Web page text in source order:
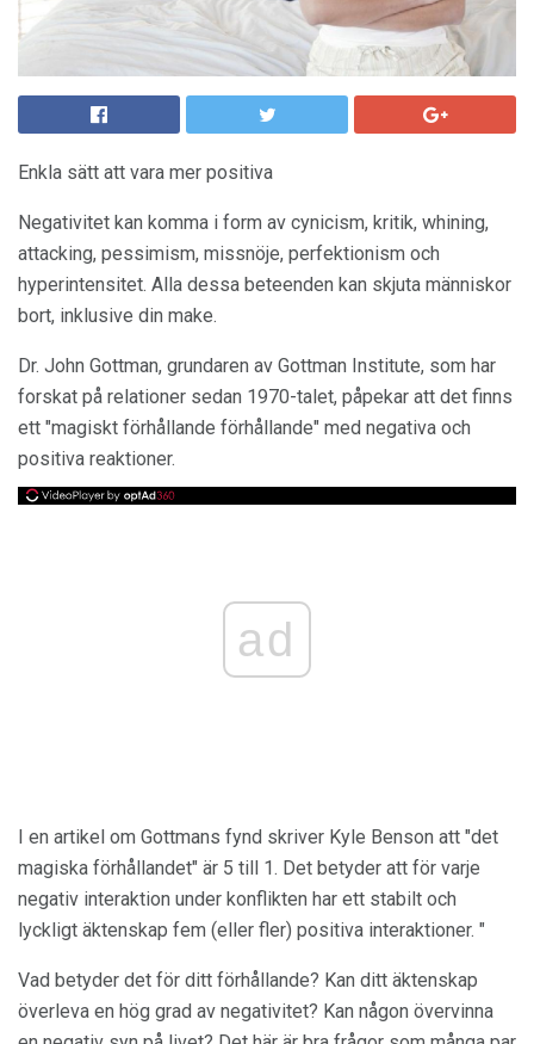
Enkla sätt att vara mer positiva
Negativitet kan komma i form av cynicism, kritik, whining,
attacking, pessimism, missnöje, perfektionism och
hyperintensitet. Alla dessa beteenden kan skjuta människor
bort, inklusive din make.
Dr. John Gottman, grundaren av Gottman Institute, som har
forskat på relationer sedan 1970-talet, påpekar att det finns
ett "magiskt förhållande förhållande" med negativa och
positiva reaktioner.
ad
I en artikel om Gottmans fynd skriver Kyle Benson att "det
magiska förhållandet" är 5 till 1. Det betyder att för varje
negativ interaktion under konflikten har ett stabilt och
lyckligt äktenskap fem (eller fler) positiva interaktioner. "
Vad betyder det för ditt förhållande? Kan ditt äktenskap
överleva en hög grad av negativitet? Kan någon övervinna